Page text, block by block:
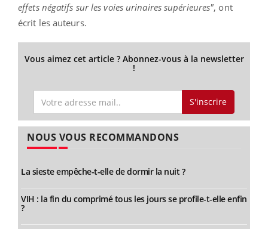
effets négatifs sur les voies urinaires supérieures", ont
écrit les auteurs.
Vous aimez cet article ? Abonnez-vous à la newsletter
!
S'inscrire
NOUS VOUS RECOMMANDONS
La sieste empêche-t-elle de dormir la nuit ?
VIH : la fin du comprimé tous les jours se profile-t-elle enfin
?